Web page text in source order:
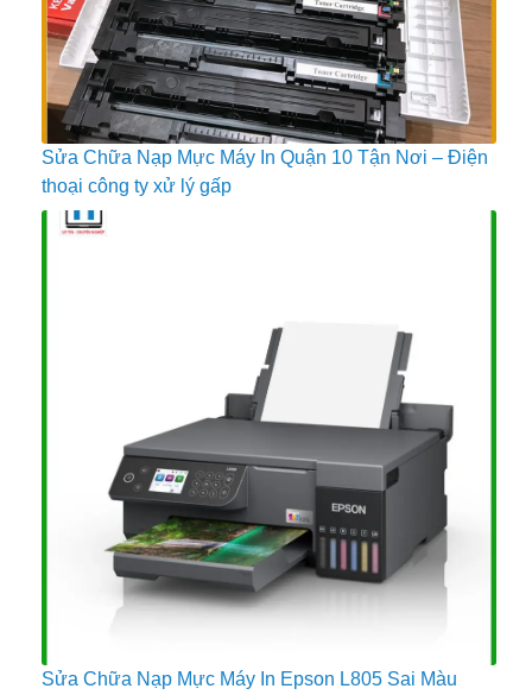
Sửa Chữa Nạp Mực Máy In Quận 10 Tận Nơi – Điện
thoại công ty xử lý gấp
Sửa Chữa Nạp Mực Máy In Epson L805 Sai Màu